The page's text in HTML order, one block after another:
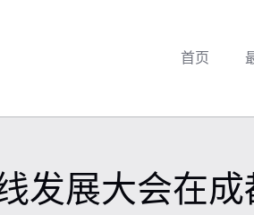
首页
发展大会在